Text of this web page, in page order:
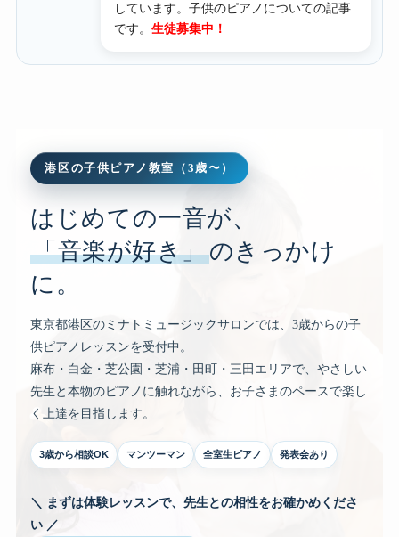
しています。 子供のピアノについての記事
です。 生徒募集中！
港区の子供ピアノ教室（3歳〜）
はじめての一音が、
「音楽が好き」のきっかけ
に。
東京都港区のミナトミュージックサロンでは、3歳からの子
供ピアノレッスンを受付中。
麻布・白金・芝公園・芝浦・田町・三田エリアで、やさしい
先生と本物のピアノに触れながら、お子さまのペースで楽し
く上達を目指します。
3歳から相談OK マンツーマン 全室生ピアノ 発表会あり
＼ まずは体験レッスンで、先生との相性をお確かめくださ
い ／